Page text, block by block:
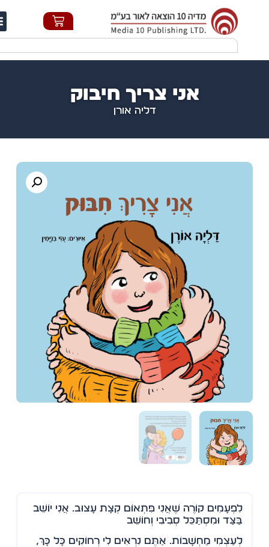
אני צריך חיבוק
דליה אורן
לִפְעָמִים קוֹרֶה שֶׁאֲנִי פִּתְאוֹם קְצָת עָצוּב. אֲנִי יוֹשֵׁב
בַּצַּד וּמִסְתַּכֵּל סְבִיבִי וְחוֹשֵׁב
לְעַצְמִי מַחְשָׁבוֹת. אַתֶּם נִרְאִים לִי רְחוֹקִים כָּל כָּךְ,